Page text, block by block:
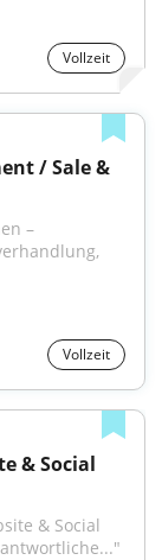
Vollzeit
/ Sale &
–
Vollzeit
& Social
& Social